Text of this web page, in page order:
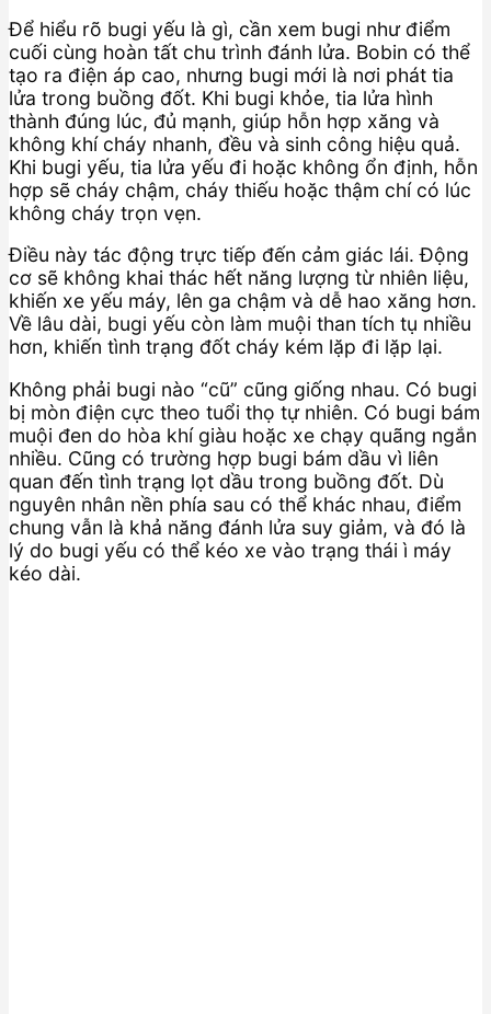
Để hiểu rõ bugi yếu là gì, cần xem bugi như điểm
cuối cùng hoàn tất chu trình đánh lửa. Bobin có thể
tạo ra điện áp cao, nhưng bugi mới là nơi phát tia
lửa trong buồng đốt. Khi bugi khỏe, tia lửa hình
thành đúng lúc, đủ mạnh, giúp hỗn hợp xăng và
không khí cháy nhanh, đều và sinh công hiệu quả.
Khi bugi yếu, tia lửa yếu đi hoặc không ổn định, hỗn
hợp sẽ cháy chậm, cháy thiếu hoặc thậm chí có lúc
không cháy trọn vẹn.
Điều này tác động trực tiếp đến cảm giác lái. Động
cơ sẽ không khai thác hết năng lượng từ nhiên liệu,
khiến xe yếu máy, lên ga chậm và dễ hao xăng hơn.
Về lâu dài, bugi yếu còn làm muội than tích tụ nhiều
hơn, khiến tình trạng đốt cháy kém lặp đi lặp lại.
Không phải bugi nào “cũ” cũng giống nhau. Có bugi
bị mòn điện cực theo tuổi thọ tự nhiên. Có bugi bám
muội đen do hòa khí giàu hoặc xe chạy quãng ngắn
nhiều. Cũng có trường hợp bugi bám dầu vì liên
quan đến tình trạng lọt dầu trong buồng đốt. Dù
nguyên nhân nền phía sau có thể khác nhau, điểm
chung vẫn là khả năng đánh lửa suy giảm, và đó là
lý do bugi yếu có thể kéo xe vào trạng thái ì máy
kéo dài.